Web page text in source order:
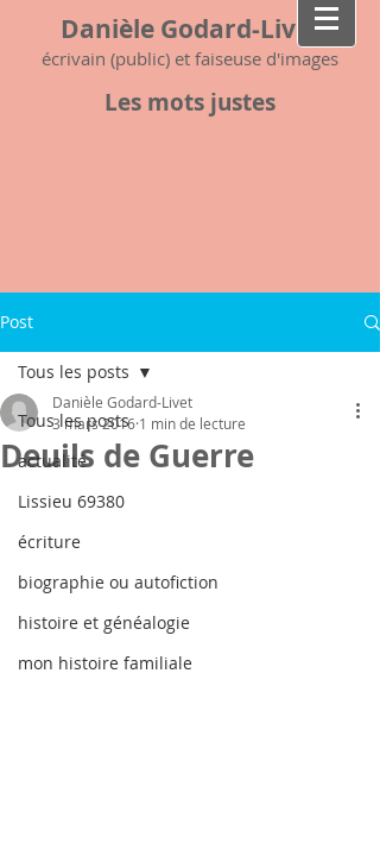
Danièle Godard-Livet
écrivain (public) et faiseuse d'images
Les mots justes
Post
Tous les posts
actualité
Lissieu 69380
écriture
biographie ou autofiction
histoire et généalogie
mon histoire familiale
Tous les posts
Deuils de Guerre
Danièle Godard-Livet
3 mars 2016 1 min de lecture